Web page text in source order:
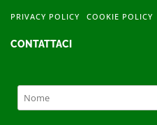
PRIVACY POLICY COOKIE POLICY
CONTATTACI